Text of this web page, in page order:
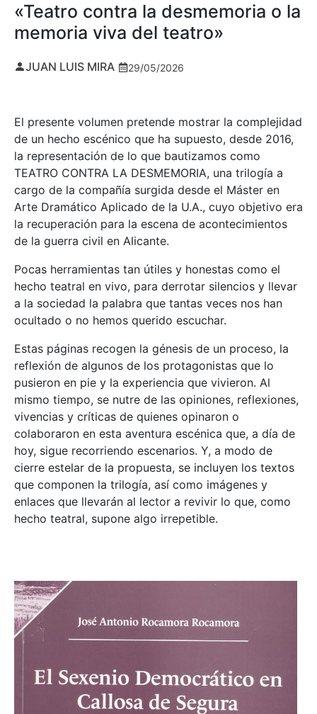
«Teatro contra la desmemoria o la
memoria viva del teatro»
JUAN LUIS MIRA 29/05/2026
El presente volumen pretende mostrar la complejidad
de un hecho escénico que ha supuesto, desde 2016,
la representación de lo que bautizamos como
TEATRO CONTRA LA DESMEMORIA, una trilogía a
cargo de la compañía surgida desde el Máster en
Arte Dramático Aplicado de la U.A., cuyo objetivo era
la recuperación para la escena de acontecimientos
de la guerra civil en Alicante.
Pocas herramientas tan útiles y honestas como el
hecho teatral en vivo, para derrotar silencios y llevar
a la sociedad la palabra que tantas veces nos han
ocultado o no hemos querido escuchar.
Estas páginas recogen la génesis de un proceso, la
reflexión de algunos de los protagonistas que lo
pusieron en pie y la experiencia que vivieron. Al
mismo tiempo, se nutre de las opiniones, reflexiones,
vivencias y críticas de quienes opinaron o
colaboraron en esta aventura escénica que, a día de
hoy, sigue recorriendo escenarios. Y, a modo de
cierre estelar de la propuesta, se incluyen los textos
que componen la trilogía, así como imágenes y
enlaces que llevarán al lector a revivir lo que, como
hecho teatral, supone algo irrepetible.